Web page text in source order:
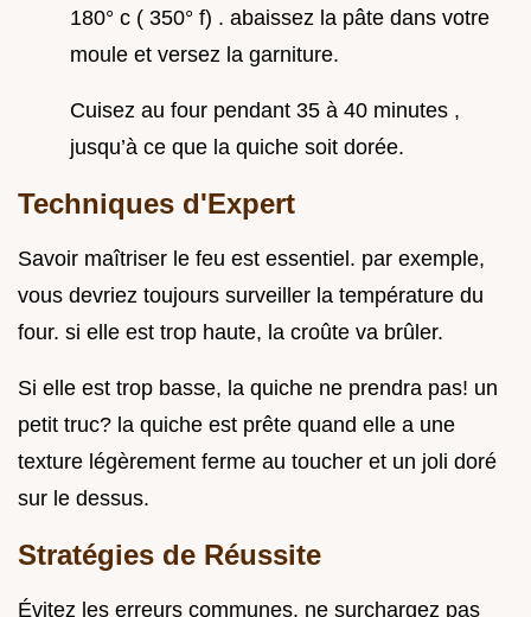
180° c ( 350° f) . abaissez la pâte dans votre
moule et versez la garniture.
Cuisez au four pendant 35 à 40 minutes ,
jusqu’à ce que la quiche soit dorée.
Techniques d'Expert
Savoir maîtriser le feu est essentiel. par exemple,
vous devriez toujours surveiller la température du
four. si elle est trop haute, la croûte va brûler.
Si elle est trop basse, la quiche ne prendra pas! un
petit truc? la quiche est prête quand elle a une
texture légèrement ferme au toucher et un joli doré
sur le dessus.
Stratégies de Réussite
Évitez les erreurs communes. ne surchargez pas